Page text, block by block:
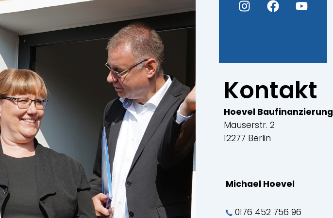
n
g
a
m
a
o
k
o
b
Kontakt
Hoevel Baufinanzierung
Mauserstr. 2
12277 Berlin
Michael Hoevel
0176 452 756 96